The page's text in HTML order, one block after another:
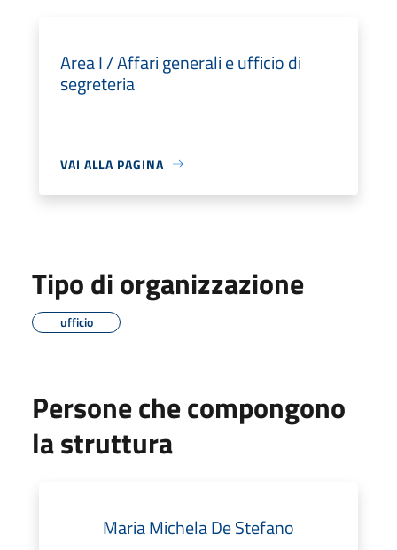
Area I / Affari generali e ufficio di
segreteria
VAI ALLA PAGINA
Tipo di organizzazione
ufficio
Persone che compongono
la struttura
Maria Michela De Stefano